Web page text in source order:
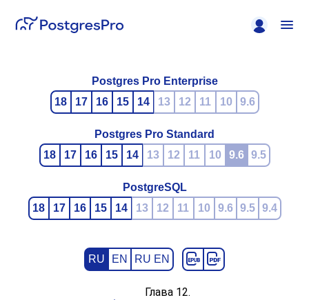
Postgres Pro Enterprise
18
17 16 15 14 13 12 11 10 9.6
Postgres Pro Standard
18
17 16 15 14 13 12 11 10 9.6 9.5
PostgreSQL
18
17 16 15 14 13 12 11 10 9.6 9.5 9.4
RU EN RU EN
Глава 12.